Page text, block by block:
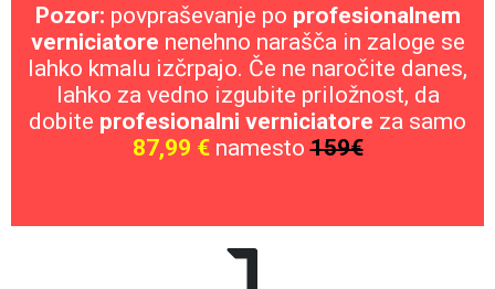
Pozor: povpraševanje po profesionalnem
verniciatore nenehno narašča in zaloge se
lahko kmalu izčrpajo. Če ne naročite danes,
lahko za vedno izgubite priložnost, da
dobite profesionalni verniciatore za samo
87,99 €namesto159€